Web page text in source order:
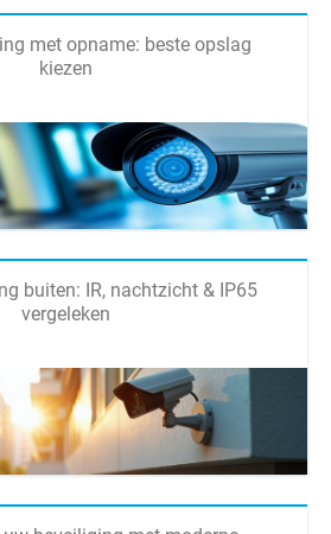
met opname: beste opslag
kiezen
buiten: IR, nachtzicht & IP65
vergeleken